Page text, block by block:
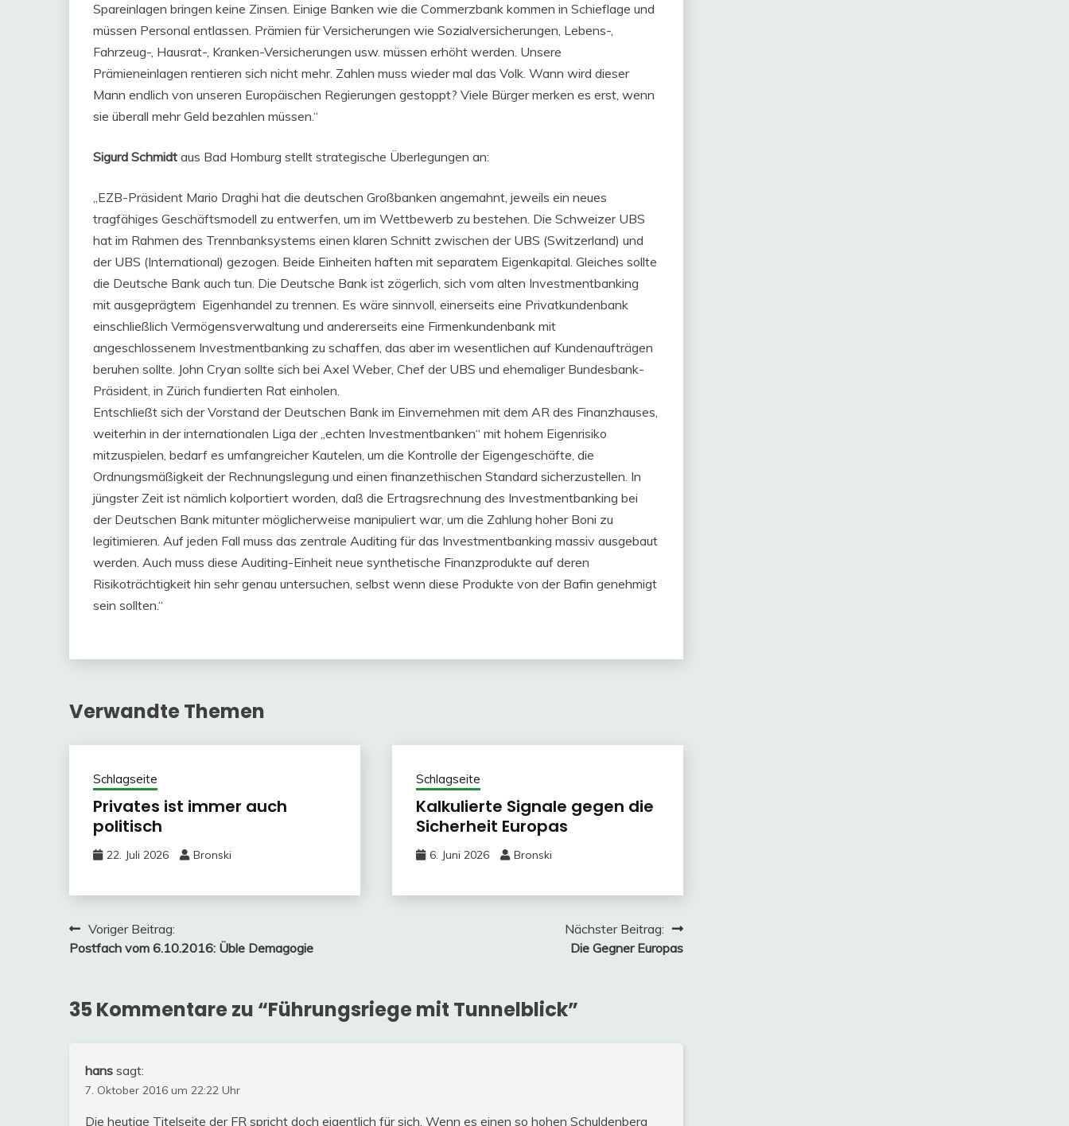
Spareinlagen bringen keine Zinsen. Einige Banken wie die Commerzbank kommen in Schieflage und
müssen Personal entlassen. Prämien für Versicherungen wie Sozialversicherungen, Lebens-,
Fahrzeug-, Hausrat-, Kranken-Versicherungen usw. müssen erhöht werden. Unsere
Prämieneinlagen rentieren sich nicht mehr. Zahlen muss wieder mal das Volk. Wann wird dieser
Mann endlich von unseren Europäischen Regierungen gestoppt? Viele Bürger merken es erst, wenn
sie überall mehr Geld bezahlen müssen.“
Sigurd Schmidt aus Bad Homburg stellt strategische Überlegungen an:
„EZB-Präsident Mario Draghi hat die deutschen Großbanken angemahnt, jeweils ein neues
tragfähiges Geschäftsmodell zu entwerfen, um im Wettbewerb zu bestehen. Die Schweizer UBS
hat im Rahmen des Trennbanksystems einen klaren Schnitt zwischen der UBS (Switzerland) und
der UBS (International) gezogen. Beide Einheiten haften mit separatem Eigenkapital. Gleiches sollte
die Deutsche Bank auch tun. Die Deutsche Bank ist zögerlich, sich vom alten Investmentbanking
mit ausgeprägtem Eigenhandel zu trennen. Es wäre sinnvoll, einerseits eine Privatkundenbank
einschließlich Vermögensverwaltung und andererseits eine Firmenkundenbank mit
angeschlossenem Investmentbanking zu schaffen, das aber im wesentlichen auf Kundenaufträgen
beruhen sollte. John Cryan sollte sich bei Axel Weber, Chef der UBS und ehemaliger Bundesbank-
Präsident, in Zürich fundierten Rat einholen.
Entschließt sich der Vorstand der Deutschen Bank im Einvernehmen mit dem AR des Finanzhauses,
weiterhin in der internationalen Liga der „echten Investmentbanken“ mit hohem Eigenrisiko
mitzuspielen, bedarf es umfangreicher Kautelen, um die Kontrolle der Eigengeschäfte, die
Ordnungsmäßigkeit der Rechnungslegung und einen finanzethischen Standard sicherzustellen. In
jüngster Zeit ist nämlich kolportiert worden, daß die Ertragsrechnung des Investmentbanking bei
der Deutschen Bank mitunter möglicherweise manipuliert war, um die Zahlung hoher Boni zu
legitimieren. Auf jeden Fall muss das zentrale Auditing für das Investmentbanking massiv ausgebaut
werden. Auch muss diese Auditing-Einheit neue synthetische Finanzprodukte auf deren
Risikoträchtigkeit hin sehr genau untersuchen, selbst wenn diese Produkte von der Bafin genehmigt
sein sollten.“
Verwandte Themen
Schlagseite
Privates ist immer auch
politisch
22. Juli 2026 Bronski
Schlagseite
Kalkulierte Signale gegen die
Sicherheit Europas
6. Juni 2026 Bronski
Beitragsnavigation
Voriger Beitrag:
Postfach vom 6.10.2016: Üble Demagogie
Nächster Beitrag:
Die Gegner Europas
35 Kommentare zu “Führungsriege mit Tunnelblick”
hans sagt:
7. Oktober 2016 um 22:22 Uhr
Die heutige Titelseite der FR spricht doch eigentlich für sich. Wenn es einen so hohen Schuldenberg